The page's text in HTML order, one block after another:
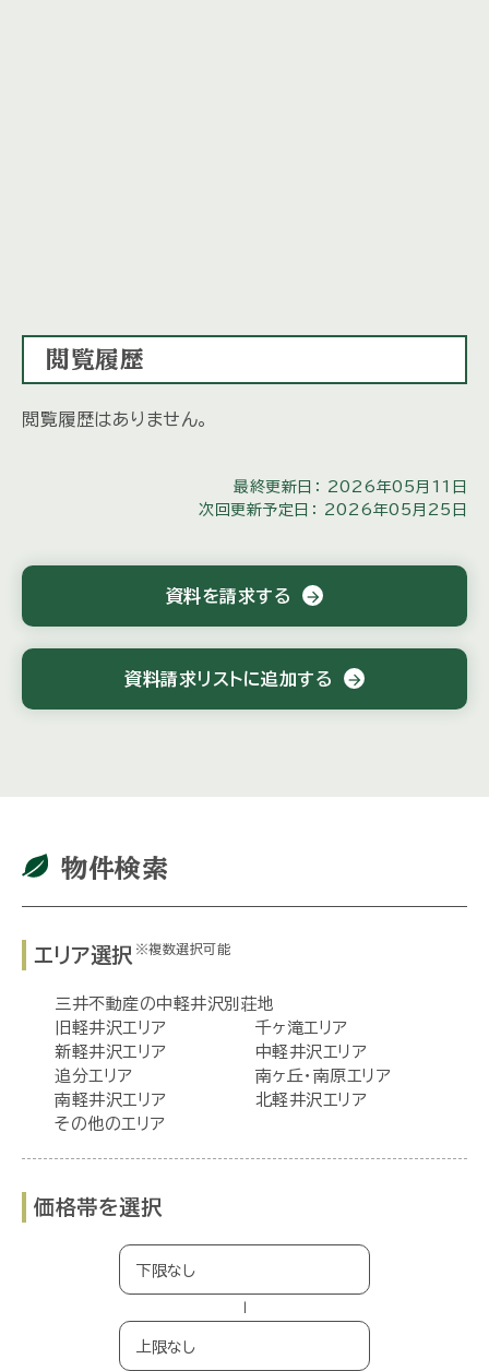
閲覧履歴
閲覧履歴はありません。
最終更新日： 2026年05月11日
次回更新予定日： 2026年05月25日
資料を請求する arrow_forward
資料請求リストに追加する arrow_forward
物件検索
エリア選択 ※複数選択可能
三井不動産の中軽井沢別荘地
旧軽井沢エリア
千ヶ滝エリア
新軽井沢エリア
中軽井沢エリア
追分エリア
南ヶ丘・南原エリア
南軽井沢エリア
北軽井沢エリア
その他のエリア
価格帯を選択